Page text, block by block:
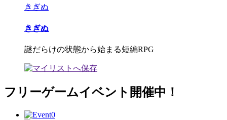
きぎぬ
きぎぬ
謎だらけの状態から始まる短編RPG
フリーゲームイベント開催中！